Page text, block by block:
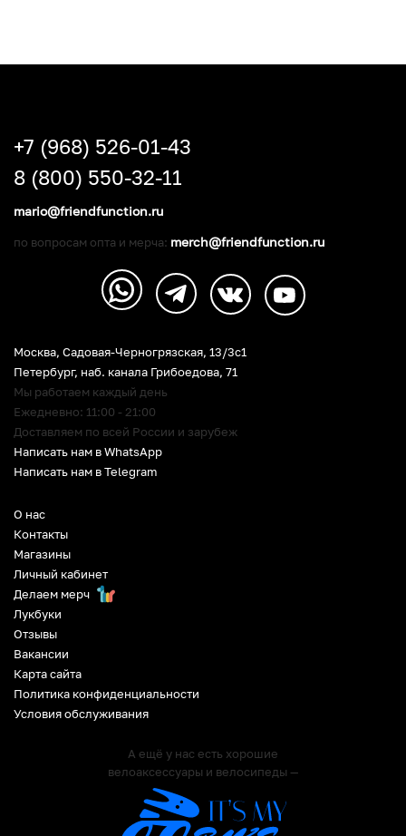
О нас
Контакты
Магазины
Личный кабинет
Делаем мерч
Лукбуки
Отзывы
Вакансии
Карта сайта
Политика конфиденциальности
Условия обслуживания
А ещё у нас есть хорошие
велоаксессуары и велосипеды —
Москва, Садовая-Черногрязская, 13/3c1
Петербург, наб. канала Грибоедова, 71
Мы работаем каждый день
Ежедневно: 11:00 - 21:00
Доставляем по всей России и зарубеж
Написать нам в WhatsApp
Написать нам в Telegram
+7 (968) 526-01-43
8 (800) 550-32-11
mario@friendfunction.ru
по вопросам опта и мерча: merch@friendfunction.ru